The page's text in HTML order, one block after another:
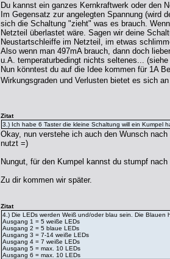
Du kannst ein ganzes Kernkraftwerk oder den
Im Gegensatz zur angelegten Spannung
sich die Schaltung "zieht" was es brauch.
Netzteil überlastet wäre. Sagen wir deine
Neustartschleiffe im Netzteil, im etwas
Also wenn man 497mA brauch, dann doch
u.A. temperaturbedingt nichts seltenes...
Nun könntest du auf die Idee kommen für 1A
Wirkungsgraden und Verlusten bietet es sich
Zitat
3.) Ich habe 6 Taster die kleine Schaltung will ein Kumpel
Okay, nun verstehe ich auch den Wunsch
nutzt =)
Nungut, für den Kumpel kannst du stumpf
Zu dir kommen wir später.
Zitat
4.) Die LEDs werden Weiß und/oder blau sein. Die
Ausgang 1 = 5 weiße LEDs
Ausgang 2 = 5 blaue LEDs
Ausgang 3 = 7-14 weiße LEDs
Ausgang 4 = 7 weiße LEDs
Ausgang 5 = max. 10 LEDs
Ausgang 6 = max. 10 LEDs